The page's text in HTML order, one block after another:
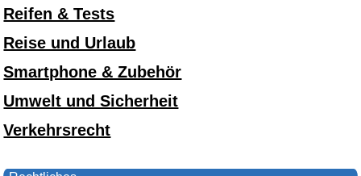
Reifen & Tests
Reise und Urlaub
Smartphone & Zubehör
Umwelt und Sicherheit
Verkehrsrecht